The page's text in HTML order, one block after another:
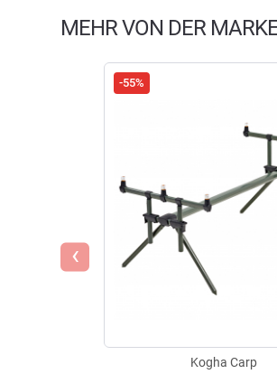
MEHR VON DER
-55%
Kogha Carp
‹